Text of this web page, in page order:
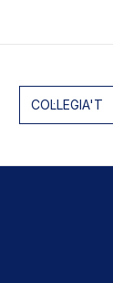
COL·LEGIA'T